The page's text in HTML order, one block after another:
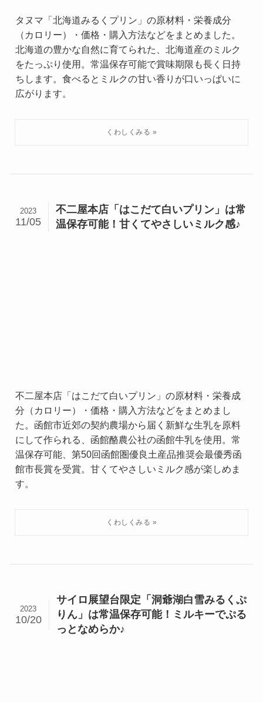
タヌマ「北海道みるくプリン」の原材料・栄養成分
（カロリー）・価格・購入方法などをまとめました。
北海道の豊かな自然に育てられた、北海道産のミルク
をたっぷり使用。常温保存可能で賞味期限も長く日持
ちします。食べるとミルクの甘い香りが口いっぱいに
広がります。
不二屋本店「はこだて白いプリン」は常
温保存可能！甘くてやさしいミルク感♪
2023
11/05
不二屋本店「はこだて白いプリン」の原材料・栄養成
分（カロリー）・価格・購入方法などをまとめまし
た。函館市近郊の契約農場から届く新鮮な生乳を原料
にして作られる、函館酪農公社の函館牛乳を使用。常
温保存可能、第50回函館圏優良土産品推奨会最優秀函
館市長賞を受賞。甘くてやさしいミルク感が楽しめま
す。
サイロ展望台限定「洞爺湖白雪みるくぷ
りん」は常温保存可能！ミルキーでぷる
っとなめらか♪
2023
10/20